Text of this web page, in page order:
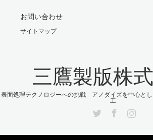
お問い合わせ
サイトマップ
三鷹製版株
表面処理テクノロジーへの挑戦 アノダイズを中心と
工
Instagram